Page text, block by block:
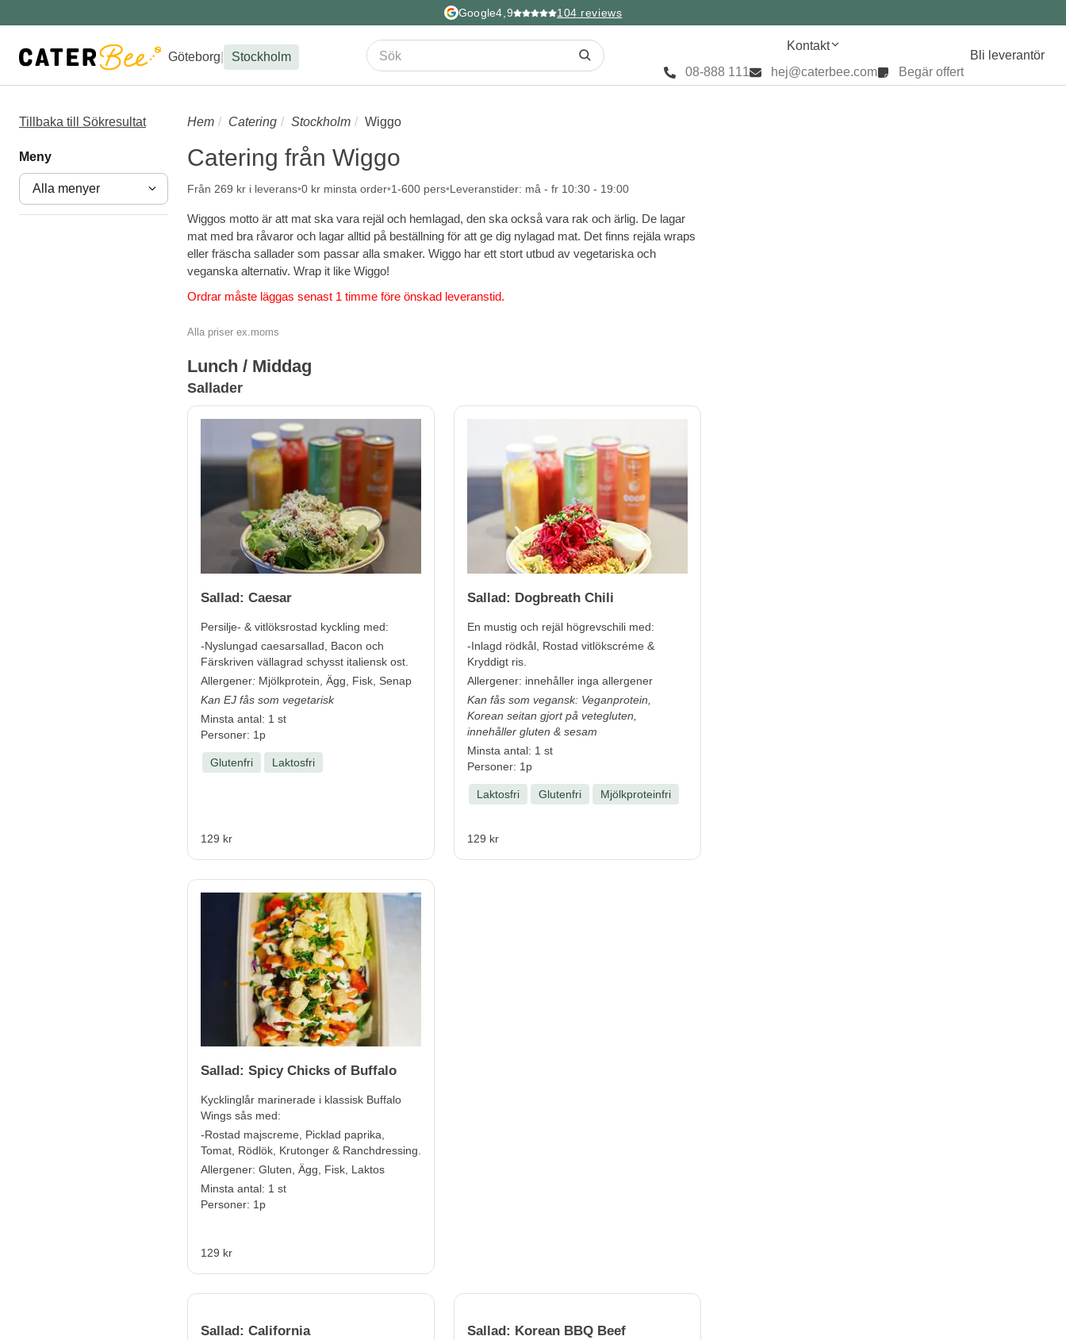
Google4,9 104 reviews
Göteborg Stockholm
Kontakt
08-888 111
hej@caterbee.com Begär offert
Bli leverantör
Tillbaka till Sökresultat
Meny
Alla menyer
Hem Catering Stockholm Wiggo
Catering från Wiggo
Från 269 kr i leverans 0 kr minsta order 1-600 pers Leveranstider: må - fr 10:30 - 19:00
Wiggos motto är att mat ska vara rejäl och hemlagad, den ska också vara rak och ärlig. De lagar
mat med bra råvaror och lagar alltid på beställning för att ge dig nylagad mat. Det finns rejäla wraps
eller fräscha sallader som passar alla smaker. Wiggo har ett stort utbud av vegetariska och
veganska alternativ. Wrap it like Wiggo!
Ordrar måste läggas senast 1 timme före önskad leveranstid.
Alla priser ex.moms
Lunch / Middag
Sallader
Sallad: Caesar
Persilje- & vitlöksrostad kyckling med:
-Nyslungad caesarsallad, Bacon och
Färskriven vällagrad schysst italiensk ost.
Allergener: Mjölkprotein, Ägg, Fisk, Senap
Kan EJ fås som vegetarisk
Minsta antal: 1 st
Personer: 1p
Glutenfri Laktosfri
129 kr
Sallad: Dogbreath Chili
En mustig och rejäl högrevschili med:
-Inlagd rödkål, Rostad vitlökscréme &
Kryddigt ris.
Allergener: innehåller inga allergener
Kan fås som vegansk: Veganprotein,
Korean seitan gjort på vetegluten,
innehåller gluten & sesam
Minsta antal: 1 st
Personer: 1p
Laktosfri Glutenfri Mjölkproteinfri
129 kr
Sallad: Spicy Chicks of Buffalo
Kycklinglår marinerade i klassisk Buffalo
Wings sås med:
-Rostad majscreme, Picklad paprika,
Tomat, Rödlök, Krutonger & Ranchdressing.
Allergener: Gluten, Ägg, Fisk, Laktos
Minsta antal: 1 st
Personer: 1p
129 kr
Sallad: California Sallad: Korean BBQ Beef